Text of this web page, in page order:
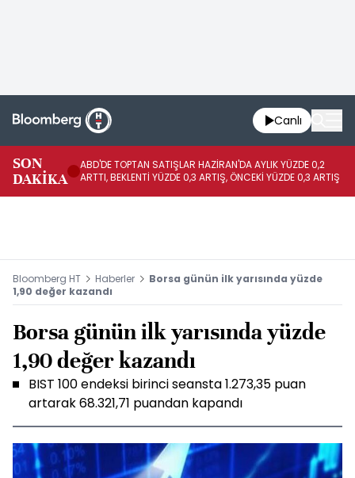
Canlı
SON
DAKİKA
ABD'DE TOPTAN SATIŞLAR HAZİRAN'DA AYLIK YÜZDE 0,2
ARTTI, BEKLENTİ YÜZDE 0,3 ARTIŞ, ÖNCEKİ YÜZDE 0,3 ARTIŞ
Bloomberg HT Haberler
Borsa günün ilk yarısında yüzde
1,90 değer kazandı
Borsa günün ilk yarısında yüzde
1,90 değer kazandı
BIST 100 endeksi birinci seansta 1.273,35 puan
artarak 68.321,71 puandan kapandı